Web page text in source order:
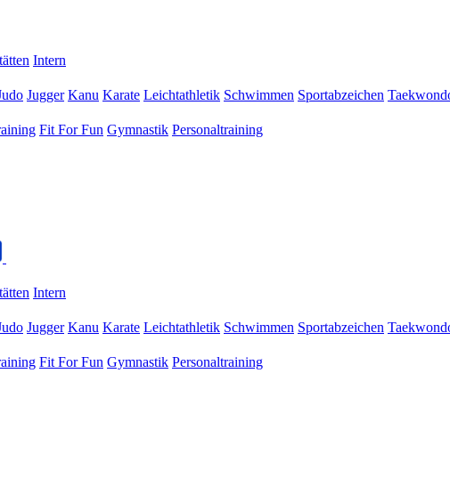
Intern
Jugger Kanu Karate Leichtathletik Schwimmen Sportabzeichen
Fit For Fun Gymnastik Personaltraining
Intern
Jugger Kanu Karate Leichtathletik Schwimmen Sportabzeichen
Fit For Fun Gymnastik Personaltraining